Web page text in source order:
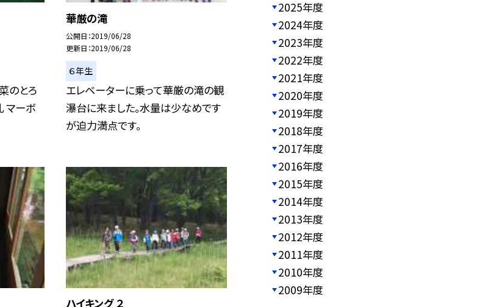
のとろ
マーボ
華厳の滝
公開日 2019/06/28
更新日 2019/06/28
６年生
エレベーターに乗って華厳の滝の観
瀑台に来ました。水量は少なめです
が迫力満点です。
ハイキング ２
2025年度
2024年度
2023年度
2022年度
2021年度
2020年度
2019年度
2018年度
2017年度
2016年度
2015年度
2014年度
2013年度
2012年度
2011年度
2010年度
2009年度